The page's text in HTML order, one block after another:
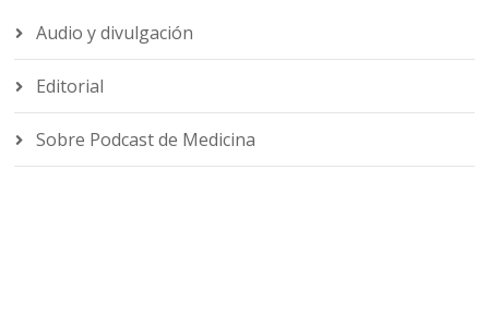
Audio y divulgación
Editorial
Sobre Podcast de Medicina